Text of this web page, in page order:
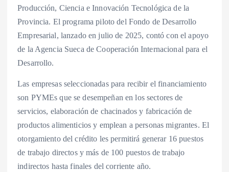
Producción, Ciencia e Innovación Tecnológica de la
Provincia. El programa piloto del Fondo de Desarrollo
Empresarial, lanzado en julio de 2025, contó con el apoyo
de la Agencia Sueca de Cooperación Internacional para el
Desarrollo.
Las empresas seleccionadas para recibir el financiamiento
son PYMEs que se desempeñan en los sectores de
servicios, elaboración de chacinados y fabricación de
productos alimenticios y emplean a personas migrantes. El
otorgamiento del crédito les permitirá generar 16 puestos
de trabajo directos y más de 100 puestos de trabajo
indirectos hasta finales del corriente año.